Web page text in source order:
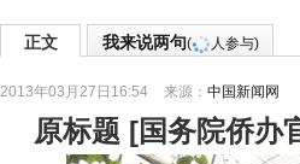
正文 我来说两句( 人参与)
2013年03月27日16:54 来源： 中国新闻网
原标题 [国务院侨办